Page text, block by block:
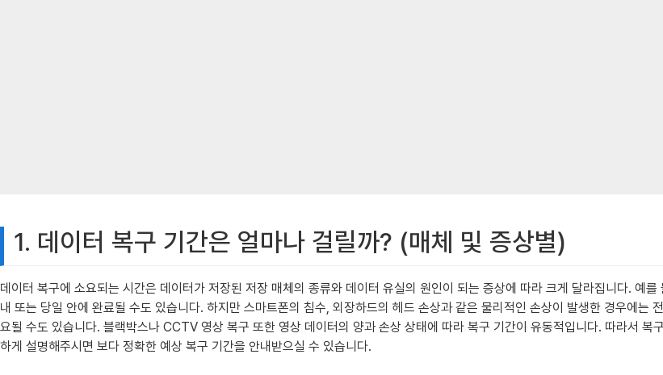
1. 데이터 복구 기간은 얼마나 걸릴까? (매체 및 증상별)
데이터 복구에 소요되는 시간은 데이터가 저장된 저장 매체의 종류와 데이터 유실의 원인이 되는 증상에 따라 크게 달라집니다. 예
내 또는 당일 안에 완료될 수도 있습니다. 하지만 스마트폰의 침수, 외장하드의 헤드 손상과 같은 물리적인 손상이 발생한 경우에는
요될 수도 있습니다. 블랙박스나 CCTV 영상 복구 또한 영상 데이터의 양과 손상 상태에 따라 복구 기간이 유동적입니다. 따라서 복
하게 설명해주시면 보다 정확한 예상 복구 기간을 안내받으실 수 있습니다.